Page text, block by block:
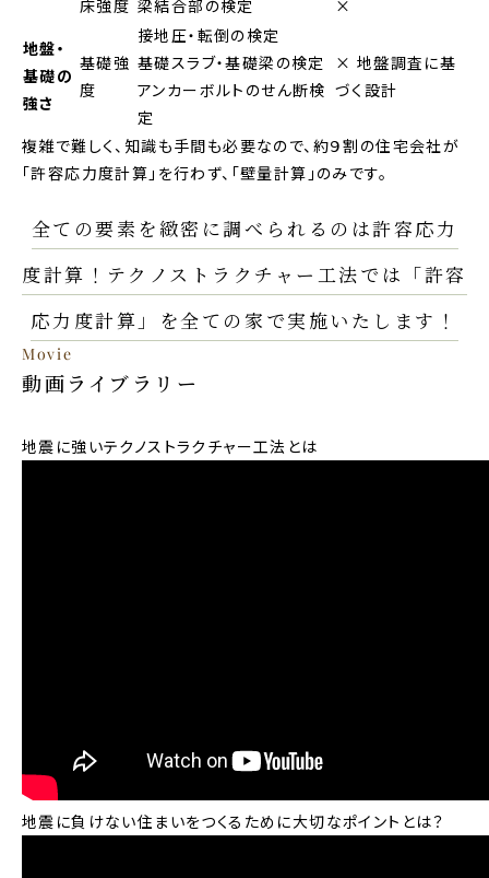
床強度 梁結合部の検定
×
地盤・
基礎の
強さ
基礎強
度
接地圧・転倒の検定
基礎スラブ・基礎梁の検定
アンカーボルトのせん断検
定
× 地盤調査に基
づく設計
複雑で難しく、知識も手間も必要なので、 約９割の住宅会社が
「許容応力度計算」を行わず、「壁量計算」のみです。
全ての要素を緻密に調べられるのは許容応力
度計算！ テクノストラクチャー工法では「許容
応力度計算」を全ての家で実施いたします！
Movie
動画ライブラリー
地震に強いテクノストラクチャー工法とは
地震に負けない住まいをつくるために大切なポイントとは？